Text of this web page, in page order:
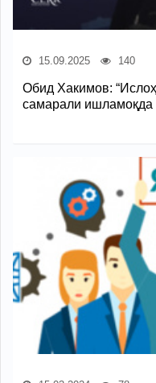
15.09.2025 140
Обид Хакимов:
самарали ишламоқда